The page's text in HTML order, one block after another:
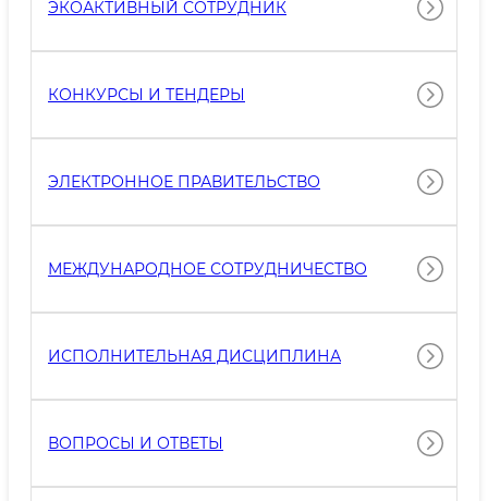
ЭКОАКТИВНЫЙ СОТРУДНИК
КОНКУРСЫ И ТЕНДЕРЫ
ЭЛЕКТРОННОЕ ПРАВИТЕЛЬСТВО
МЕЖДУНАРОДНОЕ СОТРУДНИЧЕСТВО
ИСПОЛНИТЕЛЬНАЯ ДИСЦИПЛИНА
ВОПРОСЫ И ОТВЕТЫ